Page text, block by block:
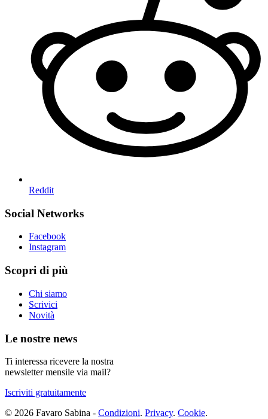
Reddit
Social Networks
Facebook
Instagram
Scopri di più
Chi siamo
Scrivici
Novità
Le nostre news
Ti interessa ricevere la nostra
newsletter mensile via mail?
Iscriviti gratuitamente
© 2026 Favaro Sabina - Condizioni. Privacy. Cookie.